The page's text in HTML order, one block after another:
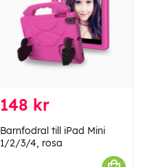
148 kr
Barnfodral till iPad Mini
1/2/3/4, rosa